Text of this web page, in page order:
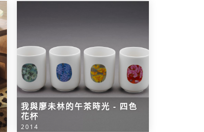
我與廖未林的午茶時光 - 四色
花杯
2014